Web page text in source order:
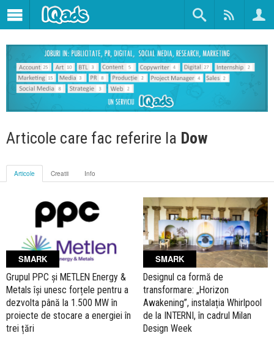
Articole care fac referire la Dow
Articole Creatii Info
SMARK
Grupul PPC și METLEN Energy &
Metals își unesc forțele pentru a
dezvolta până la 1.500 MW în
proiecte de stocare a energiei în
trei țări
SMARK
Designul ca formă de
transformare: „Horizon
Awakening”, instalația Whirlpool
de la INTERNI, în cadrul Milan
Design Week